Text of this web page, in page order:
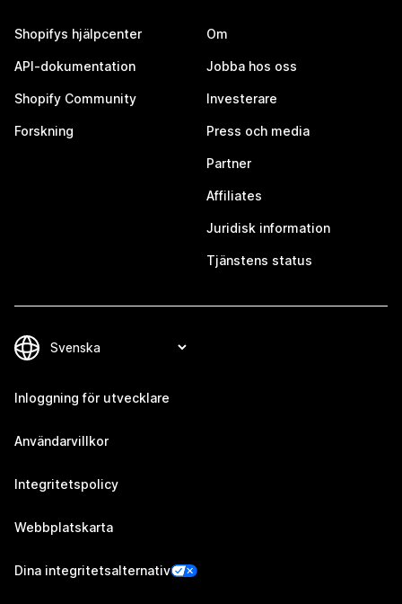
Shopifys hjälpcenter
API-dokumentation
Shopify Community
Forskning
Om
Jobba hos oss
Investerare
Press och media
Partner
Affiliates
Juridisk information
Tjänstens status
Inloggning för utvecklare
Användarvillkor
Integritetspolicy
Webbplatskarta
Dina integritetsalternativ